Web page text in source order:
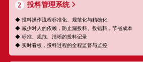
2 投料管理系统
◆ 投料操作流程标准化、规范化与精确化
◆ 减少对人的依赖，防止漏投料、投错料，节省成本
◆ 标准、规范、清晰的投料记录
◆ 实时看板，投料过程的全程监督与监控